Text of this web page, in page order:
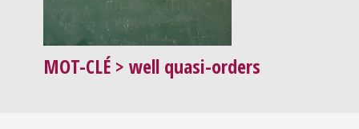
MOT-CLÉ > well quasi-orders